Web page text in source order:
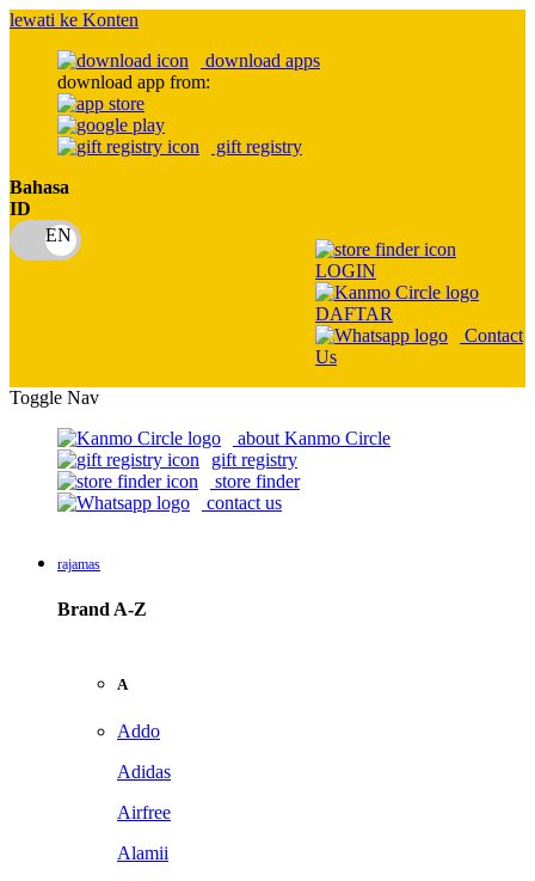
lewati ke Konten
download apps
download app from:
gift registry
Bahasa
ID
LOGIN
DAFTAR
Contact
Us
Toggle Nav
about Kanmo Circle
gift registry
store finder
contact us
rajamas
Brand A-Z
A
Addo
Adidas
Airfree
Alamii